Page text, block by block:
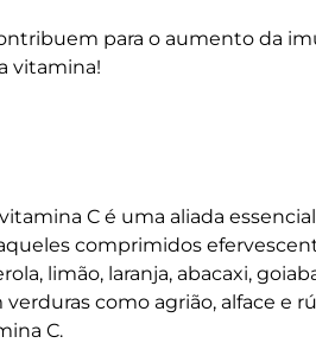
para o aumento da
vitamina!
C é uma aliada
comprimidos
limão, laranja, abacaxi,
como agrião, alface e
C.